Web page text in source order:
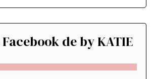
de by KATIE